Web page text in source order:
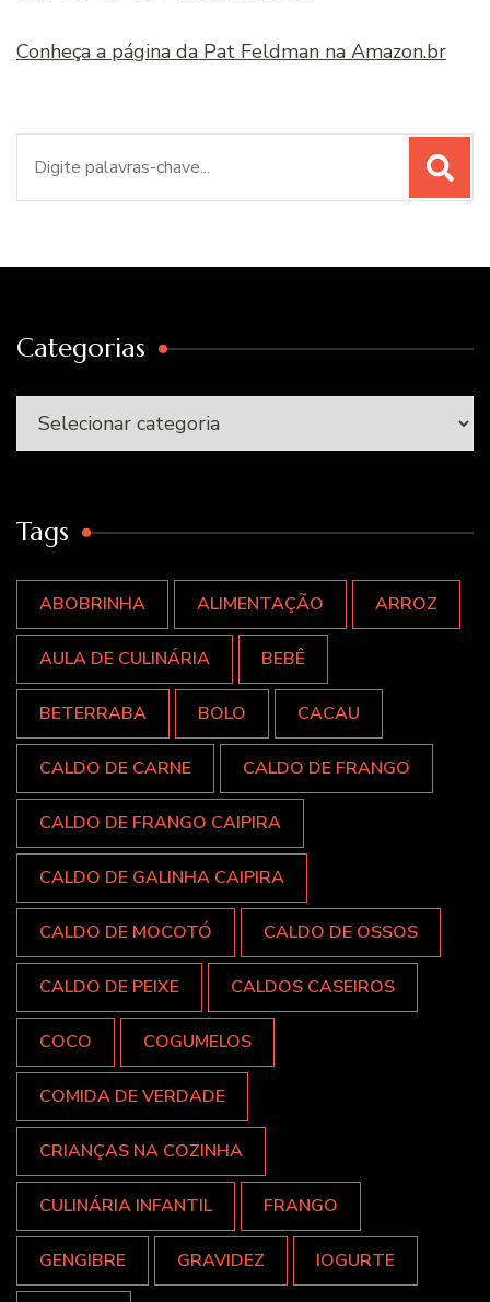
Conheça a página da Pat Feldman na Amazon.br
Categorias
Categorias
Tags
ABOBRINHA ALIMENTAÇÃO ARROZ
AULA DE CULINÁRIA BEBÊ
BETERRABA BOLO CACAU
CALDO DE CARNE CALDO DE FRANGO
CALDO DE FRANGO CAIPIRA
CALDO DE GALINHA CAIPIRA
CALDO DE MOCOTÓ CALDO DE OSSOS
CALDO DE PEIXE CALDOS CASEIROS
COCO COGUMELOS
COMIDA DE VERDADE
CRIANÇAS NA COZINHA
CULINÁRIA INFANTIL FRANGO
GENGIBRE GRAVIDEZ IOGURTE